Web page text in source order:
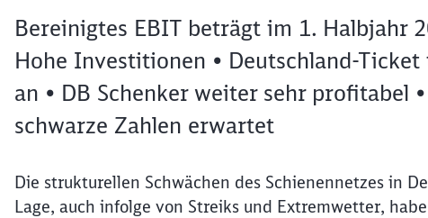
Bereinigtes EBIT beträgt im 1. Halbjahr
Hohe Investitionen • Deutschland-
an • DB Schenker weiter sehr profitabel
schwarze Zahlen erwartet
Die strukturellen Schwächen des Schienennetzes in
Lage, auch infolge von Streiks und Extremwetter,